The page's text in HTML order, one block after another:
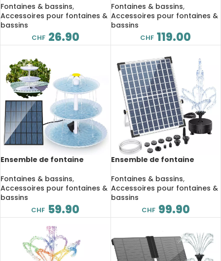
étang, piscine, décoration,
bain d’oiseaux
Fontaines & bassins,
Accessoires pour fontaines &
bassins
CHF 26.90
adapté au bain d’oiseaux,
pour jardin
Fontaines & bassins,
Accessoires pour fontaines &
bassins
CHF 119.00
Ensemble de fontaine
adapté au bain d’oiseaux
Fontaines & bassins,
Accessoires pour fontaines &
bassins
CHF 59.90
Ensemble de fontaine
à double couche
Fontaines & bassins,
Accessoires pour fontaines &
bassins
CHF 99.90